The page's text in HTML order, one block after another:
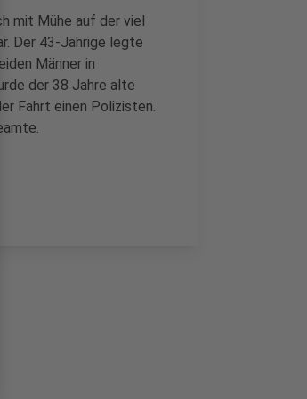
mit Mühe auf der viel
Der 43-Jährige legte
Männer in
der 38 Jahre alte
Fahrt einen Polizisten.